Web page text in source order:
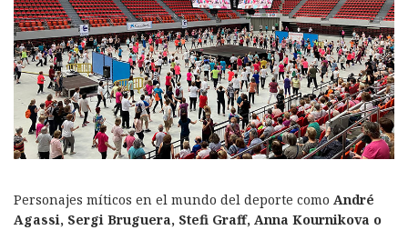
Personajes míticos en el mundo del deporte como André
Agassi, Sergi Bruguera, Stefi Graff, Anna Kournikova o